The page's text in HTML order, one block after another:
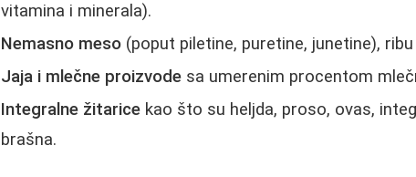
vitamina i minerala).
Nemasno meso (poput piletine, puretine, junetine),
Jaja i mlečne proizvode sa umerenim procentom
Integralne žitarice kao što su heljda, proso, ovas,
brašna.